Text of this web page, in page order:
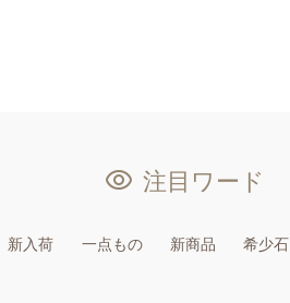
注目ワード
新入荷 一点もの 新商品 希少石